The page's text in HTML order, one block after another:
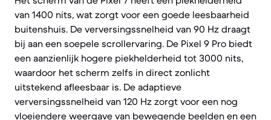
van 1400 nits, wat zorgt voor een goede leesbaarheid
buitenshuis. De verversingssnelheid van 90 Hz draagt
bij aan een soepele scrollervaring. De Pixel 9 Pro biedt
een aanzienlijk hogere piekhelderheid tot 3000 nits,
waardoor het scherm zelfs in direct zonlicht
uitstekend afleesbaar is. De adaptieve
verversingssnelheid van 120 Hz zorgt voor een nog
vloeiendere weergave van bewegende beelden en een